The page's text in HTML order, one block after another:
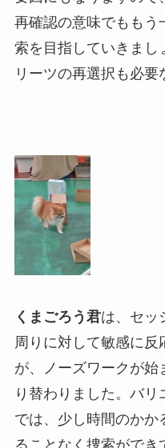
再確認の意味でももう
索を目指していきまし
リーツの再選択も必要
くまごろう君は、セッ
周りに対して敏感に反
が、ノーズワークが始
り替わりました。バ
では、少し時間のかか
ることなく捜索がで